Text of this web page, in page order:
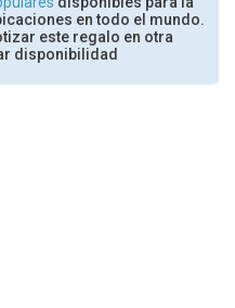
en todo el mundo.
este regalo en otra
disponibilidad